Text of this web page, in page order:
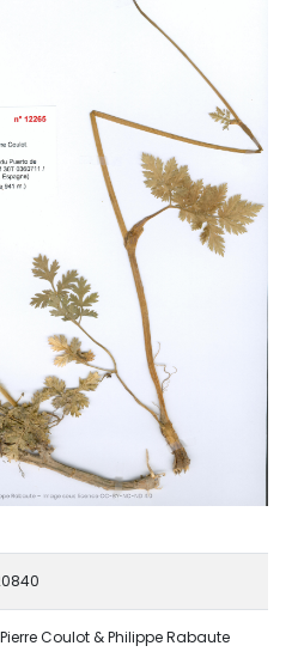
Coulot & Philippe Rabaute